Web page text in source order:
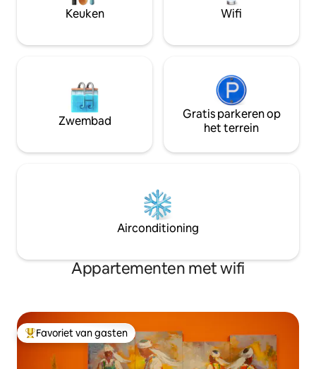
Roken en feesten niet toegestaan. Boek
Mall, twaalf
(alle fasen) en
Keuken Wifi
Zwembad
Gratis parkeren op
het terrein
Airconditioning
Appartementen met wifi
Topfavoriet van gasten
Favoriet van gasten